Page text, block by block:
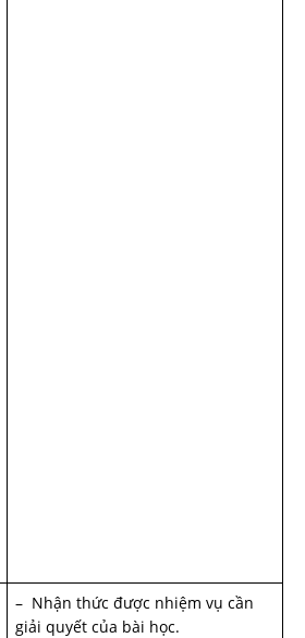
– Nhận thức được nhiệm vụ cần
giải quyết của bài học.